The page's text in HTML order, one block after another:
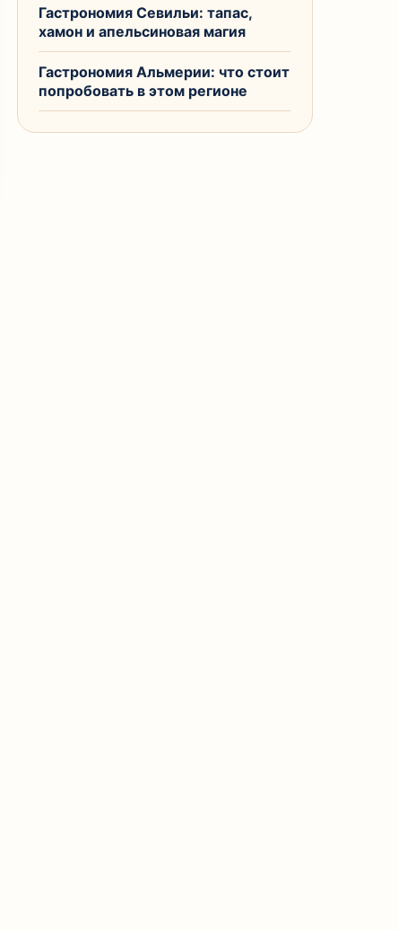
Гастрономия Севильи: тапас,
хамон и апельсиновая магия
Гастрономия Альмерии: что стоит
попробовать в этом регионе